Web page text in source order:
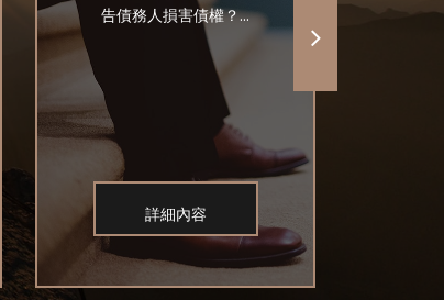
告債務人損害債權？...
詳細內容